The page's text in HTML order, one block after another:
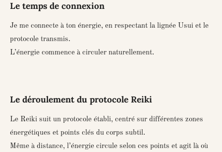
Le temps de connexion
Je me connecte à ton énergie, en respectant la lignée Usui et le
protocole transmis.
L’énergie commence à circuler naturellement.
Le déroulement du protocole Reiki
Le Reiki suit un protocole établi, centré sur différentes zones
énergétiques et points clés du corps subtil.
Même à distance, l’énergie circule selon ces points et agit là où